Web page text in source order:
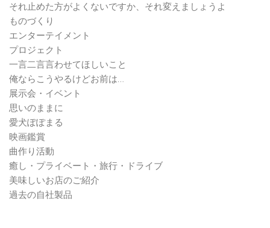
それ止めた方がよくないですか、それ変えましょうよ
ものづくり
エンターテイメント
プロジェクト
一言二言言わせてほしいこと
俺ならこうやるけどお前は…
展示会・イベント
思いのままに
愛犬ぽぽまる
映画鑑賞
曲作り活動
癒し・プライベート・旅行・ドライブ
美味しいお店のご紹介
過去の自社製品